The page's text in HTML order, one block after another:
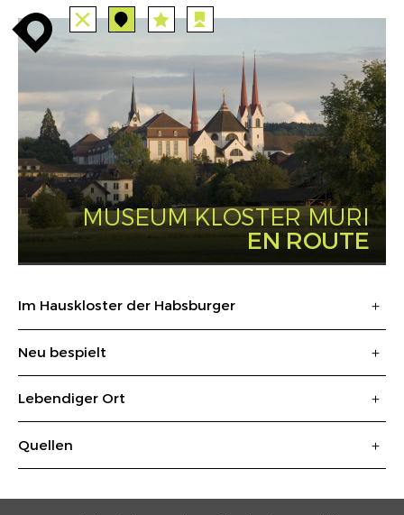
enroute enroute TUTTE station STAZIONI route PERCORSI
event EVENTS agenda FILTRO enroute INFO
close station angebote anreise
MUSEUM KLOSTER MURI
EN ROUTE
Im Hauskloster der Habsburger
Neu bespielt
Lebendiger Ort
Quellen